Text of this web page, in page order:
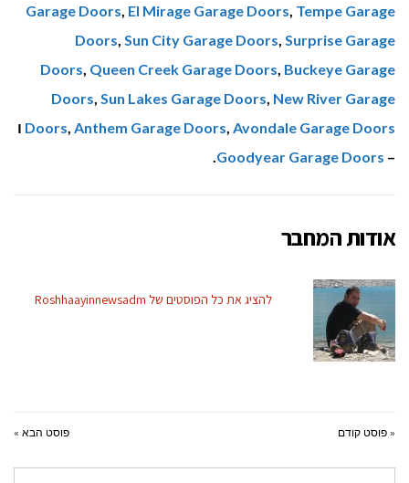
Garage Doors, El Mirage Garage Doors, Tempe Garage
Doors, Sun City Garage Doors, Surprise Garage
Doors, Queen Creek Garage Doors, Buckeye Garage
Doors, Sun Lakes Garage Doors, New River Garage
Doors, Anthem Garage Doors, Avondale Garage Doors
ו
–
Goodyear Garage Doors
.
אודות המחבר
להציג את כל הפוסטים של Roshhaayinnewsadm
« פוסט קודם פוסט הבא »